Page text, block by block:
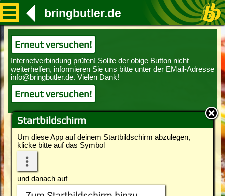
Startbildschirm
Um diese App auf deinem Startbildschirm abzulegen,
klicke bitte auf das Symbol
und danach auf
bringbutler.de
Erneut versuchen!
Erneut versuchen!